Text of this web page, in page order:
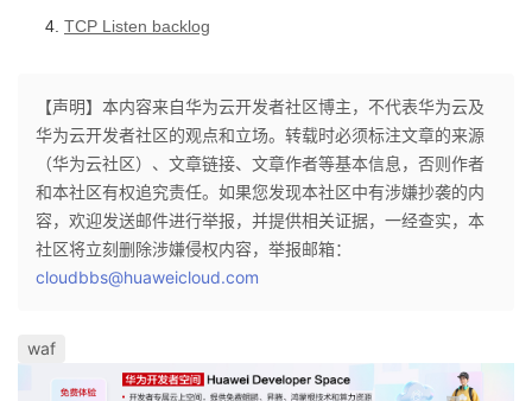
TCP Listen backlog
【声明】本内容来自华为云开发者社区博主，不代表华为云及
华为云开发者社区的观点和立场。转载时必须标注文章的来源
（华为云社区）、文章链接、文章作者等基本信息，否则作者
和本社区有权追究责任。如果您发现本社区中有涉嫌抄袭的内
容，欢迎发送邮件进行举报，并提供相关证据，一经查实，本
社区将立刻删除涉嫌侵权内容，举报邮箱：
cloudbbs@huaweicloud.com
waf